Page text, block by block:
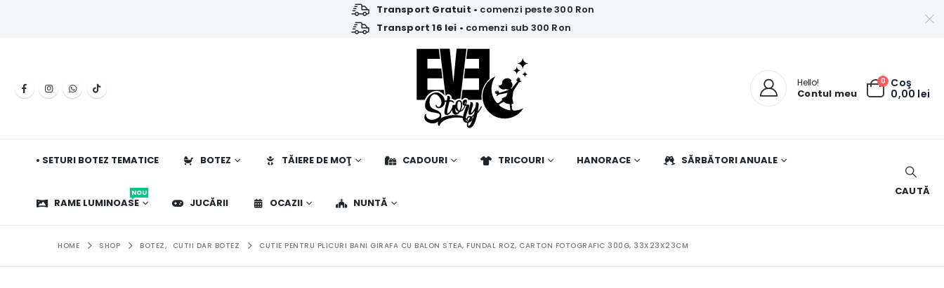
Transport Gratuit • comenzi peste 300 Ron
Transport 16 lei • comenzi sub 300 Ron
Hello!
Contul meu
0 Coş
0,00 lei
• SETURI BOTEZ TEMATICE BOTEZ TĂIERE DE MOŢ CADOURI TRICOURI HANORACE SĂRBĂTORI ANUALE
RAME LUMINOASE
NOU
JUCĂRII OCAZII NUNTĂ
CAUTĂ
HOME SHOP BOTEZ, CUTII DAR BOTEZ CUTIE PENTRU PLICURI BANI GIRAFA CU BALON STEA, FUNDAL ROZ, CARTON FOTOGRAFIC 300G, 33X23X23CM